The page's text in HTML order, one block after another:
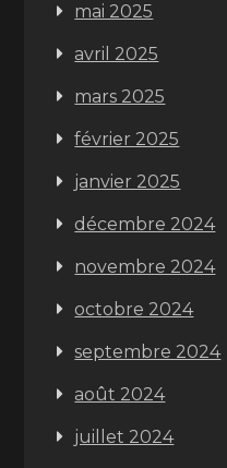
mai 2025
avril 2025
mars 2025
février 2025
janvier 2025
décembre 2024
novembre 2024
octobre 2024
septembre 2024
août 2024
juillet 2024